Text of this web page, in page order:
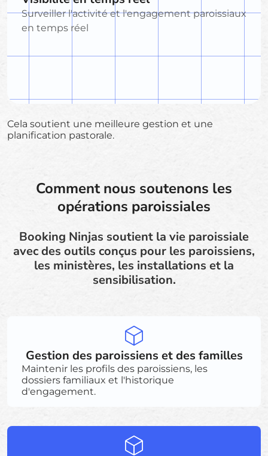
Surveiller l'activité et l'engagement paroissiaux
en temps réel
Cela soutient une meilleure gestion et une
planification pastorale.
Comment nous soutenons les
opérations paroissiales
Booking Ninjas soutient la vie paroissiale
avec des outils conçus pour les paroissiens,
les ministères, les installations et la
sensibilisation.
Gestion des paroissiens et des familles
Maintenir les profils des paroissiens, les
dossiers familiaux et l'historique
d'engagement.